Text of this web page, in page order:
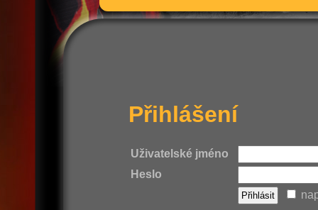
Přihlášení
Uživatelské jméno
Heslo